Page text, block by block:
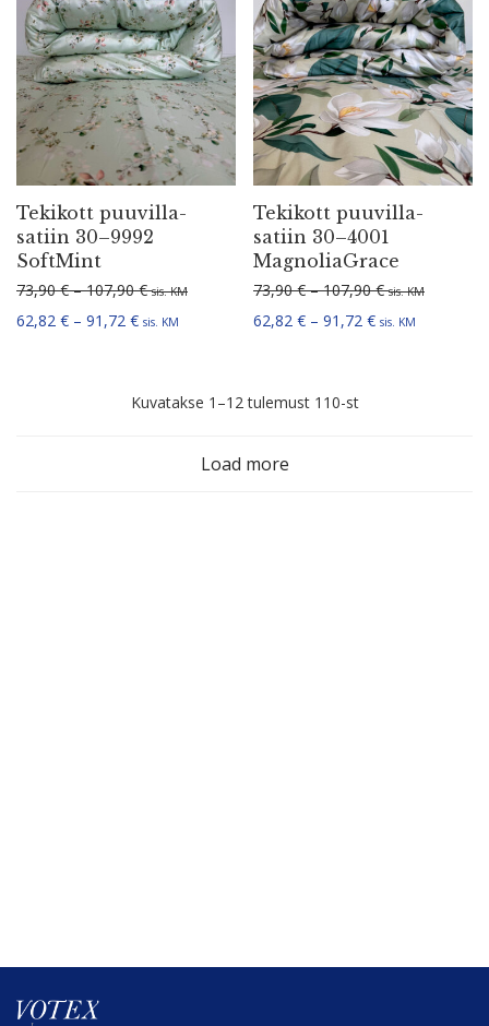
Tekikott puuvil­la­
satiin 30–9992
SoftMint
73,90€ – 107,90€Hinnavahemik: 73,90 € kuni 107,90 €
sis. KM
62,82 € – 91,72 €Hinnavahemik: 62,82 € kuni 91,72 €
sis. KM
Tekikott puuvil­la­
satiin 30–4001
MagnoliaGrace
73,90€ – 107,90€ sis. KM
62,82 € – 91,72 €Hinnavahemik:
sis. KM
Kuvatakse 1–12 tulemust 110-stSorditud
Load more